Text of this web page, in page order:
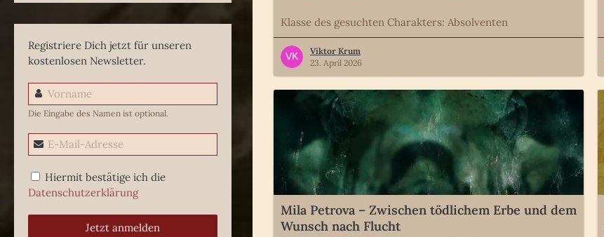
Registriere Dich jetzt für unseren
kostenlosen Newsletter.
Die Eingabe des Namen ist optional.
Hiermit bestätige ich die
Datenschutzerklärung
Jetzt anmelden
Klasse des gesuchten Charakters: Absolventen
Viktor Krum
23. April 2026
Mila Petrova – Zwischen tödlichem Erbe und dem
Wunsch nach Flucht